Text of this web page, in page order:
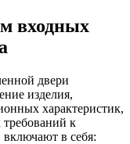
входных
двери
изделия,
характеристик,
требований к
в себя: